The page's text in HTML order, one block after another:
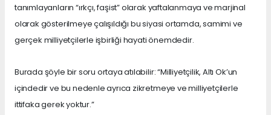
tanımlayanların “ırkçı, faşist” olarak yaftalanmaya ve marjinal
olarak gösterilmeye çalışıldığı bu siyasi ortamda, samimi ve
gerçek milliyetçilerle işbirliği hayati önemdedir.
Burada şöyle bir soru ortaya atılabilir: “Milliyetçilik, Altı Ok’un
içindedir ve bu nedenle ayrıca zikretmeye ve milliyetçilerle
ittifaka gerek yoktur.”